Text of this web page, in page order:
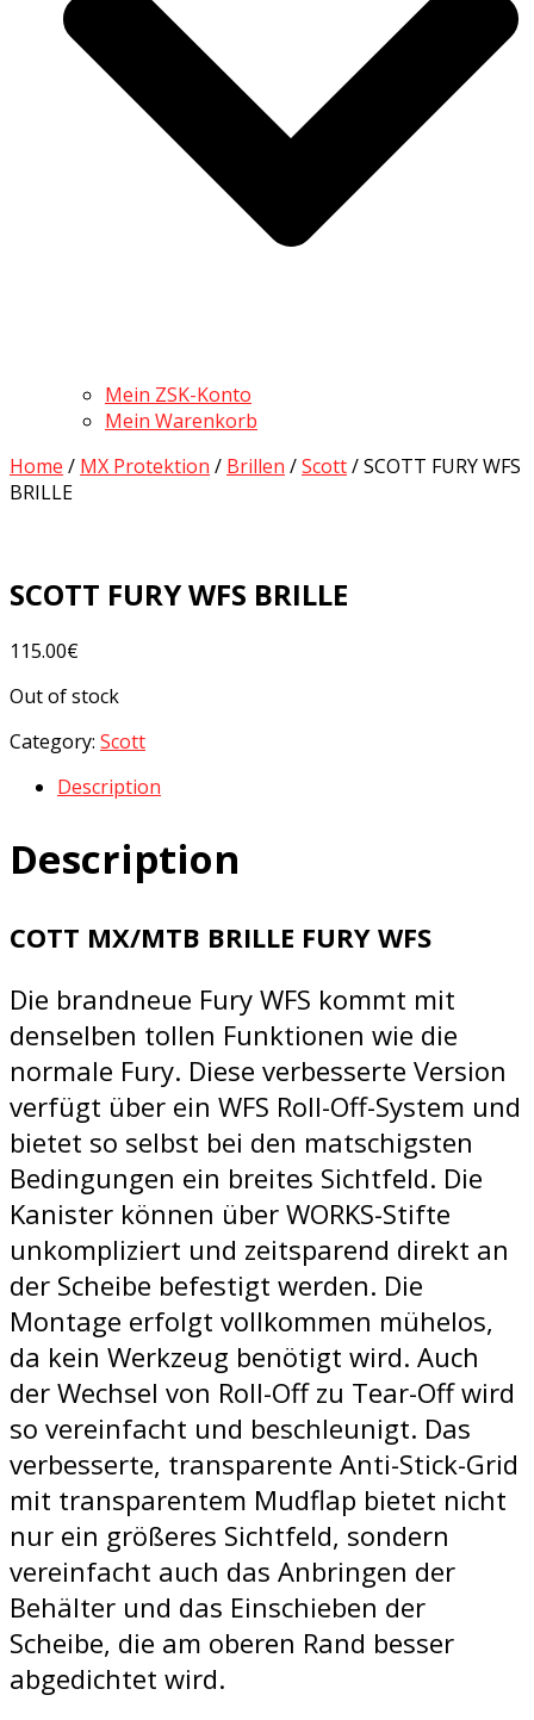
Mein ZSK-Konto
Mein Warenkorb
Home / MX Protektion / Brillen /Scott/ SCOTT FURY WFS
BRILLE
SCOTT FURY WFS BRILLE
115.00€
Out of stock
Category: Scott
Description
Description
COTT MX/MTB BRILLE FURY WFS
Die brandneue Fury WFS kommt mit
denselben tollen Funktionen wie die
normale Fury. Diese verbesserte Version
verfügt über ein WFS Roll-Off-System und
bietet so selbst bei den matschigsten
Bedingungen ein breites Sichtfeld. Die
Kanister können über WORKS-Stifte
unkompliziert und zeitsparend direkt an
der Scheibe befestigt werden. Die
Montage erfolgt vollkommen mühelos,
da kein Werkzeug benötigt wird. Auch
der Wechsel von Roll-Off zu Tear-Off wird
so vereinfacht und beschleunigt. Das
verbesserte, transparente Anti-Stick-Grid
mit transparentem Mudflap bietet nicht
nur ein größeres Sichtfeld, sondern
vereinfacht auch das Anbringen der
Behälter und das Einschieben der
Scheibe, die am oberen Rand besser
abgedichtet wird.